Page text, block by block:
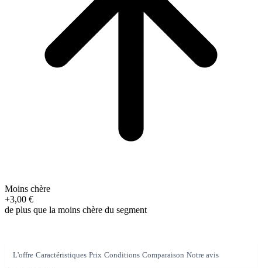
Moins chère
+3,00 €
de plus que la moins chère du segment
L'offre Caractéristiques Prix Conditions Comparaison Notre avis